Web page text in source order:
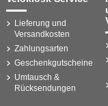
Lieferung und
Versandkosten
Zahlungsarten
Geschenkgutscheine
Umtausch &
Rücksendungen